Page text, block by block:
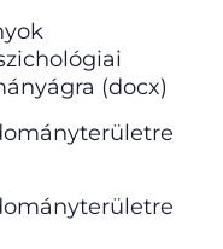
(docx)